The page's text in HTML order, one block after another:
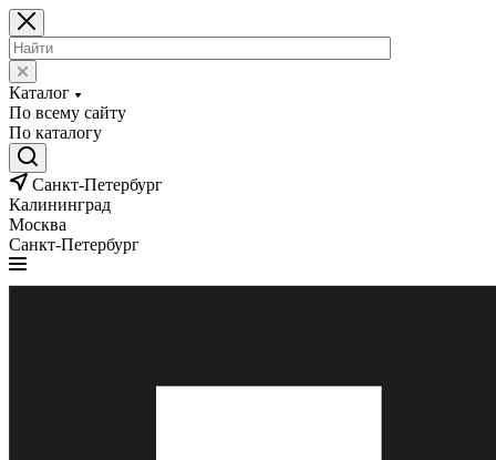
Каталог
По всему сайту
По каталогу
Санкт-Петербург
Калининград
Москва
Санкт-Петербург